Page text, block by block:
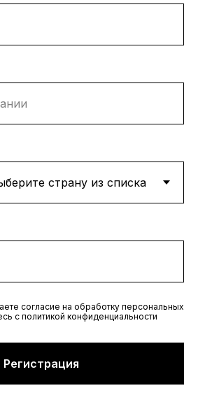
согласие на обработку персональных
с политикой конфиденциальности
Регистрация